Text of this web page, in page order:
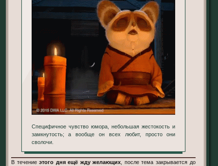
Специфичное чувство юмора, небольшая жестокость и
замкнутость; а вообще он всех любит, просто они
сволочи.
В течениеэтого дня ещё жду желающих, после тема закрывается до